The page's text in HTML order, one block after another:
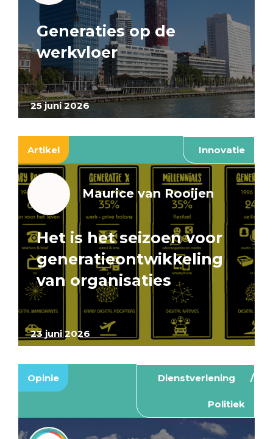
25 juni 2026
Generaties op de
werkvloer
Artikel Innovatie
23 juni 2026
Maurice van Rooijen
Het is het seizoen voor
generatieontwikkeling
van organisaties
Opinie Dienstverlening
Politiek